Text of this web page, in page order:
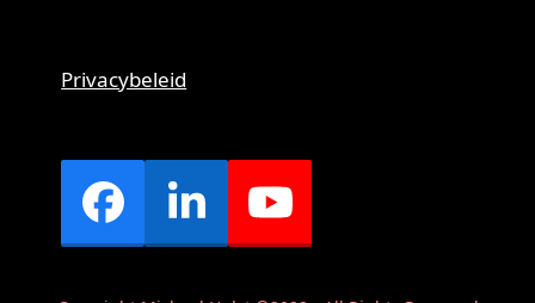
Privacybeleid
Facebook
LinkedInYouTube